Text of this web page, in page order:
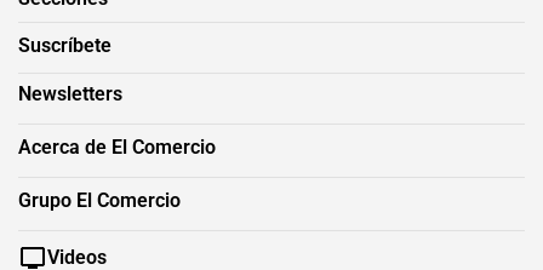
Suscríbete
Newsletters
Acerca de El Comercio
Grupo El Comercio
Videos